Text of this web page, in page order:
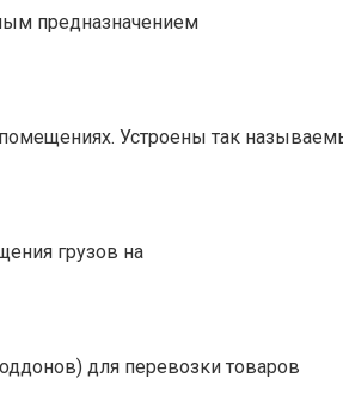
предназначением
Устроены так
грузов на
для перевозки товаров